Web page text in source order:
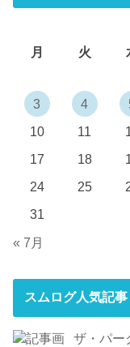
月
火
3
4
10
11
17
18
24
25
31
« 7月
スムログ人気記事
ザ・パ